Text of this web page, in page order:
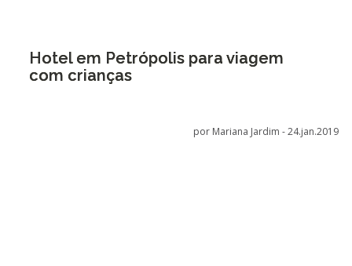
Hotel em Petrópolis para viagem
com crianças
por Mariana Jardim -24.jan.2019